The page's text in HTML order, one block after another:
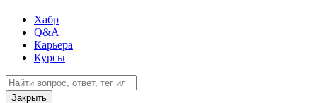
Хабр
Q&A
Карьера
Курсы
Закрыть